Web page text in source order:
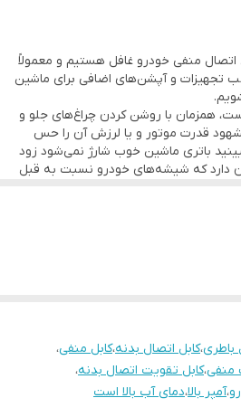
برقی خودرو مانند کوئل و وایر،دینام و
و سر دیگر به بدنه خودرو متصل
که یطرف به سر منفی باطری و سر دیگر
اتصال منفی خودرو غافل هستیم و معمولاً
تجهیزات و آپشن‌های اضافی برای ماشین
همزمان با روشن کردن چراغ‌های جلو و
قدرت موتور و یا لرزش آن را حس
باتری ماشین خوب شارژ نمی‌شود زود
دارد که شیشه‌های خودرو نسبت به قبل
مکانیک برده و ایشان هم احتمالاً
هم تعویض کنید.
باطری،کابل اتصال بدنه،کابل منفی،
،کابل تقویت اتصال بدنه،
،آمپر بالا،دمای آب بالا است